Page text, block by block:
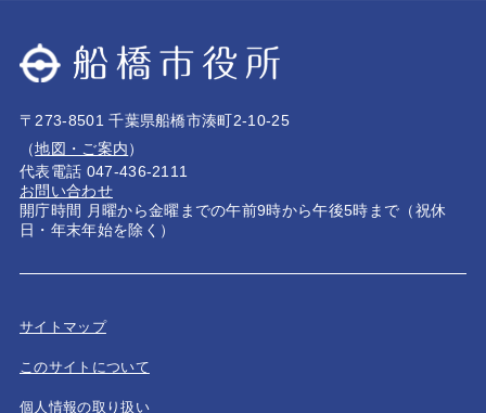
〒273-8501 千葉県船橋市湊町2-10-25
（地図・ご案内）
代表電話 047-436-2111
お問い合わせ
開庁時間 月曜から金曜までの午前9時から午後5時まで（祝休
日・年末年始を除く）
サイトマップ
このサイトについて
個人情報の取り扱い